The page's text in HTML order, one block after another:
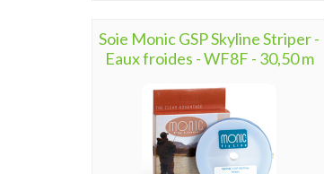
Soie Monic GSP Skyline Striper -
Eaux froides - WF8F - 30,50 m